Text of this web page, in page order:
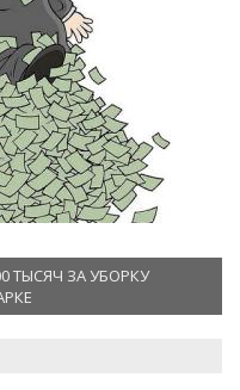
ТЫСЯЧ ЗА УБОРКУ